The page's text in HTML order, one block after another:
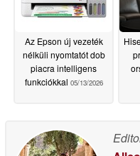
Az Epson új vezeték
nélküli nyomtatót dob
piacra intelligens
funkciókkal 05/13/2026